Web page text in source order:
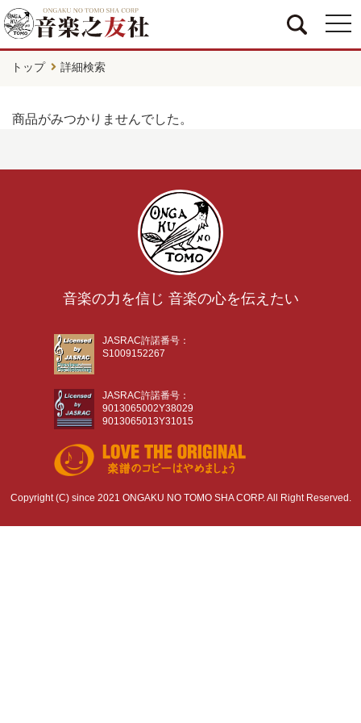
トップ 詳細検索
商品がみつかりませんでした。
音楽の力を信じ 音楽の心を伝えたい
JASRAC許諾番号：
S1009152267
JASRAC許諾番号：
9013065002Y38029
9013065013Y31015
Copyright (C) since 2021 ONGAKU NO TOMO SHA CORP. All Right Reserved.